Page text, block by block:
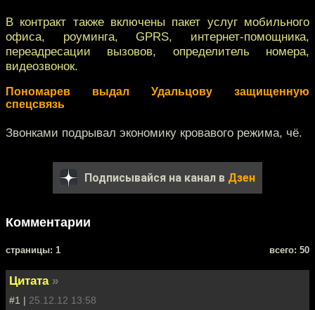
В контракт также включены пакет услуг мобильного
офисa, роуминга, GPRS, интернет-помощника,
переадресaции вызовов, определитель номера,
видеозвoнок.
Пономарев выдал Удальцову защищенную
спецсвязь
Звонками подрывал экономику кровавого режима, чё.
Подписывайся на канал в Дзен
Комментарии
cтраницы: 1 всего: 50
Цитата »
#1 | 25.12.12 13:58